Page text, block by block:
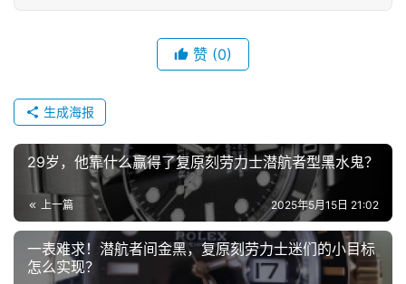
答
赞 (0)
生成海报
29岁，他靠什么赢得了复原刻劳力士潜航者型黑水鬼？
上一篇 2025年5月15日 21:02
一表难求！潜航者间金黑，复原刻劳力士迷们的小目标
怎么实现？